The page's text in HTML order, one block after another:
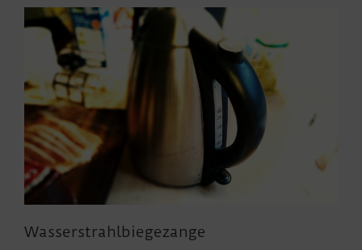
Wasserstrahlbiegezange